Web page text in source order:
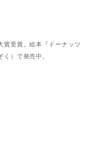
賞受賞。絵本『ドーナッツ
）で発売中。